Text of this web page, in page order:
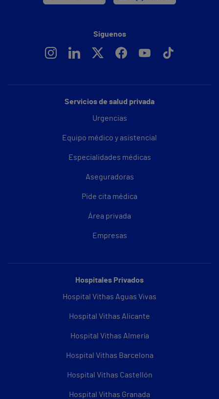
Servicios de salud privada
Urgencias
Equipo médico y asistencial
Especialidades médicas
Aseguradoras
Pide cita médica
Área privada
Empresas
Hospitales Privados
Hospital Vithas Aguas Vivas
Hospital Vithas Alicante
Hospital Vithas Almería
Hospital Vithas Barcelona
Hospital Vithas Castellón
Hospital Vithas Granada
Síguenos